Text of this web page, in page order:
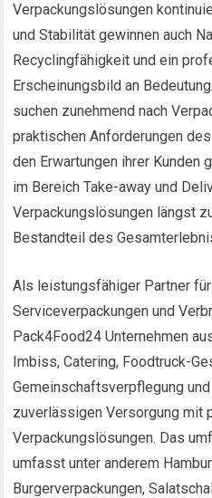
Verpackungslösungen
und Stabilität gewinnen auch
Recyclingfähigkeit und ein
Erscheinungsbild an
suchen zunehmend nach
praktischen Anforderungen
den Erwartungen ihrer Kunden
im Bereich Take-away und
Verpackungslösungen längst
Bestandteil des
Als leistungsfähiger Partner
Serviceverpackungen und
Pack4Food24 Unternehmen
Imbiss, Catering, Foodtruck-
Gemeinschaftsverpflegung
zuverlässigen Versorgung mit
Verpackungslösungen. Das
umfasst unter anderem
Burgerverpackungen,